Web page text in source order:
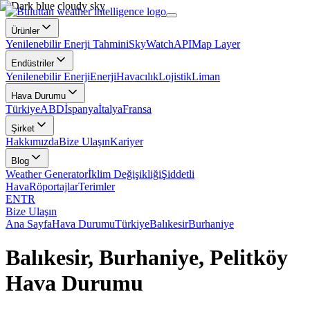
Ürünler
Yenilenebilir Enerji TahminiSkyWatchAPIMap Layer
Endüstriler
Yenilenebilir EnerjiEnerjiHavacılıkLojistikLiman
Hava Durumu
TürkiyeABDİspanyaİtalyaFransa
Şirket
HakkımızdaBize UlaşınKariyer
Blog
Weather Generatorİklim DeğişikliğiŞiddetli
HavaRöportajlarTerimler
ENTR
Bize Ulaşın
Ana SayfaHava DurumuTürkiyeBalıkesirBurhaniye
Balıkesir, Burhaniye, Pelitköy
Hava Durumu